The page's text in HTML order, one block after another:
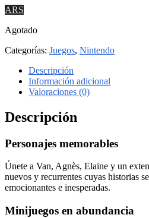
ARS
Agotado
Categorías: Juegos, Nintendo
Descripción
Información adicional
Valoraciones (0)
Descripción
Personajes memorables
Únete a Van, Agnès, Elaine y un
nuevos y recurrentes cuyas historias
emocionantes e inesperadas.
Minijuegos en abundancia